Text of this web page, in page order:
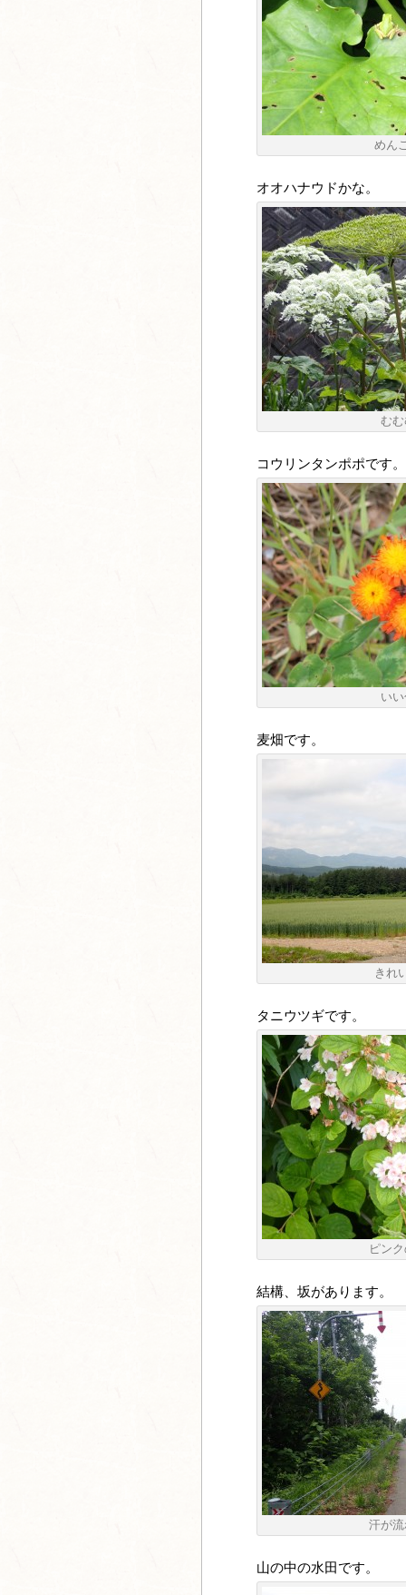
めん
オオハナウドかな。
むむ
コウリンタンポポです。
い
麦畑です。
きれ
タニウツギです。
ピン
結構、坂があります。
汗が
山の中の水田です。